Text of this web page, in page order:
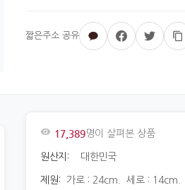
17,389명이 살펴본 상품
원산지: 대한민국
제원: 가로 : 24cm. 세로 : 14cm.